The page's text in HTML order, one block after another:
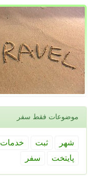
موضوعات فقط سفر
شهر ثبت خدمات
پایتخت
سفر